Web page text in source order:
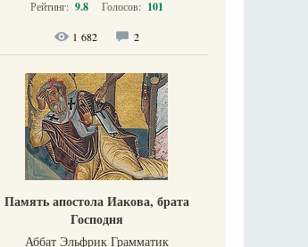
Рейтинг: 9.8 Голосов: 101
1 682 2
Память апостола Иакова, брата
Господня
Аббат Эльфрик Грамматик